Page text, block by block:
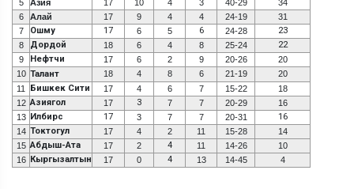
5 Азия 17 10 4 3 40-29
34
6
Алай 17 9 4 4 24-19
31
7
Ошму 17 6 5 6 24-28 23
8 Дордой 18 6 4 8 25-24 22
9 Нефтчи 17 6 2 9 20-26
20
10 Талант 18 4 8 6 21-19
20
11
Бишкек Сити 17 4 6 7 15-22
18
12 Азиягол 17 3 7 7 20-29
16
13 Илбирс 17 3 7 7 20-31 16
14 Токтогул 17 4 2 11 15-28
14
15 Абдыш-Ата 17 2 4 11 14-26
10
16 Кыргызалтын 17 0 4 13 14-45 4